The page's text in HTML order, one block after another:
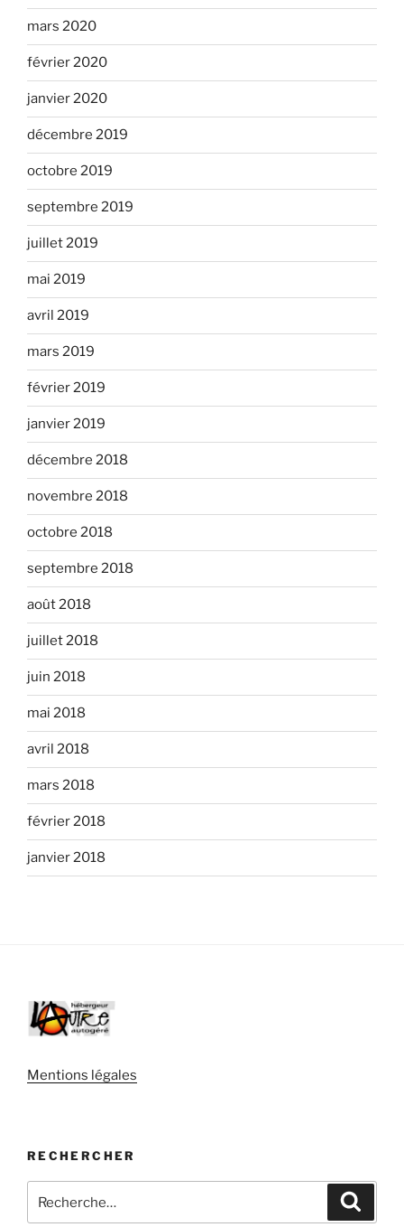
mars 2020
février 2020
janvier 2020
décembre 2019
octobre 2019
septembre 2019
juillet 2019
mai 2019
avril 2019
mars 2019
février 2019
janvier 2019
décembre 2018
novembre 2018
octobre 2018
septembre 2018
août 2018
juillet 2018
juin 2018
mai 2018
avril 2018
mars 2018
février 2018
janvier 2018
Mentions légales
RECHERCHER
pour